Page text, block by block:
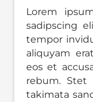
Lorem
sadipscing
tempor
aliquyam
eos et
rebum. Stet
takimata